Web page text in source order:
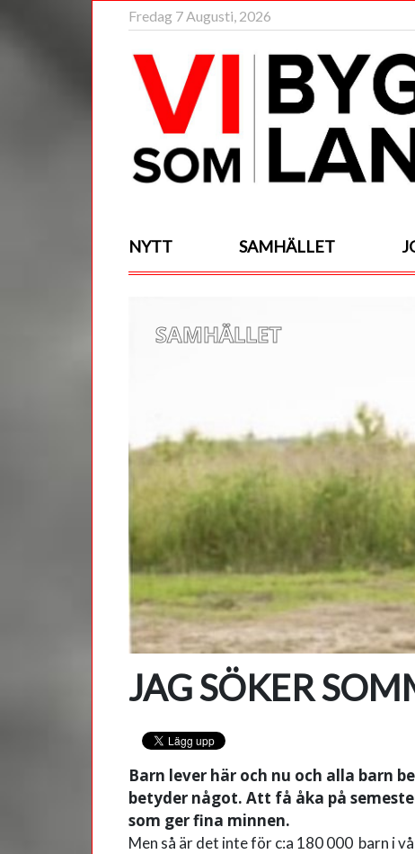
Fredag 7 Augusti, 2026
NYTT SAMHÄLLET
SAMHÄLLET
JAG SÖKER
Barn lever här och nu och alla barn
betyder något. Att få åka på
som ger fina minnen.
Men så är det inte för c:a 180 000 barn i